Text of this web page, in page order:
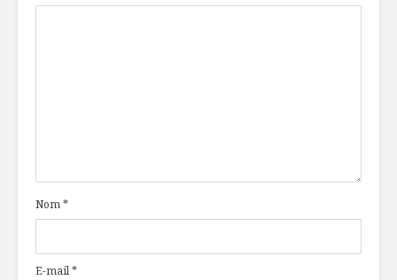
Nom*
E-mail*